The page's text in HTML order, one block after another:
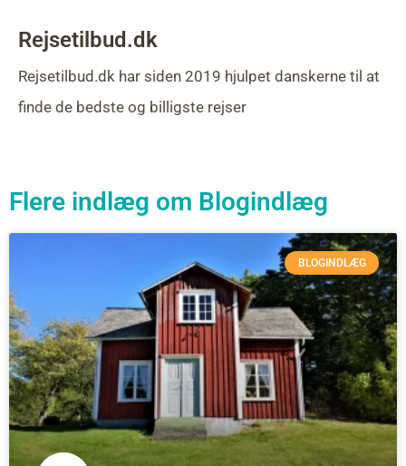
Rejsetilbud.dk
Rejsetilbud.dk har siden 2019 hjulpet danskerne til at
finde de bedste og billigste rejser
Flere indlæg om Blogindlæg
BLOGINDLÆG